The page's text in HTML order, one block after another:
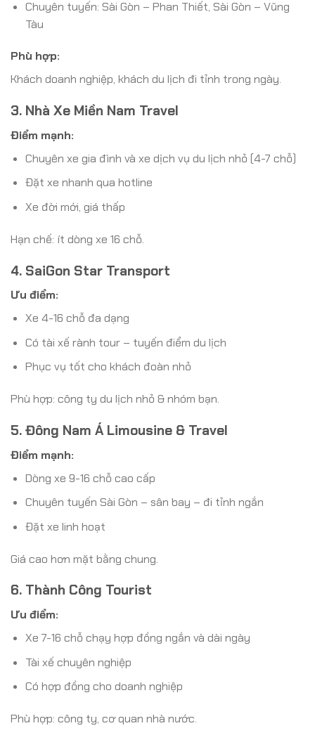
Chuyên tuyến: Sài Gòn – Phan Thiết, Sài Gòn – Vũng
Tàu
Phù hợp:
Khách doanh nghiệp, khách du lịch đi tỉnh trong ngày.
3. Nhà Xe Miền Nam Travel
Điểm mạnh:
Chuyên xe gia đình và xe dịch vụ du lịch nhỏ (4-7 chỗ)
Đặt xe nhanh qua hotline
Xe đời mới, giá thấp
Hạn chế: ít dòng xe 16 chỗ.
4. SaiGon Star Transport
Ưu điểm:
Xe 4-16 chỗ đa dạng
Có tài xế rành tour – tuyến điểm du lịch
Phục vụ tốt cho khách đoàn nhỏ
Phù hợp: công ty du lịch nhỏ & nhóm bạn.
5. Đông Nam Á Limousine & Travel
Điểm mạnh:
Dòng xe 9-16 chỗ cao cấp
Chuyên tuyến Sài Gòn – sân bay – đi tỉnh ngắn
Đặt xe linh hoạt
Giá cao hơn mặt bằng chung.
6. Thành Công Tourist
Ưu điểm:
Xe 7-16 chỗ chạy hợp đồng ngắn và dài ngày
Tài xế chuyên nghiệp
Có hợp đồng cho doanh nghiệp
Phù hợp: công ty, cơ quan nhà nước.